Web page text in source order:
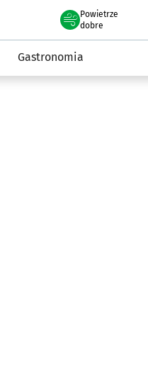
Powietrze
we Wrocławiu
dobre
Gastronomia